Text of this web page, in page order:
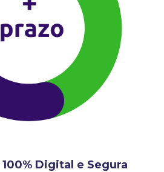
Digital e Segura